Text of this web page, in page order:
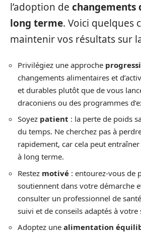
l’adoption de changements
long terme. Voici quelques
maintenir vos résultats sur
Privilégiez une approche
changements alimentaires et
et durables plutôt que de vous
draconiens ou des programmes
Soyez patient : la perte de poids
du temps. Ne cherchez pas à
rapidement, car cela peut
à long terme.
Restez motivé : entourez-vous de
soutiennent dans votre démarche
consulter un professionnel de
suivi et de conseils adaptés à votre
Adoptez une alimentation